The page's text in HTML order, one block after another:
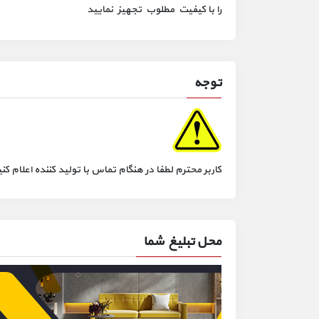
را با کیفیت مطلوب تجهیز نمایید
توجه
کاربر محترم لطفا در هنگام تماس با تولید کننده
محل تبلیغ شما